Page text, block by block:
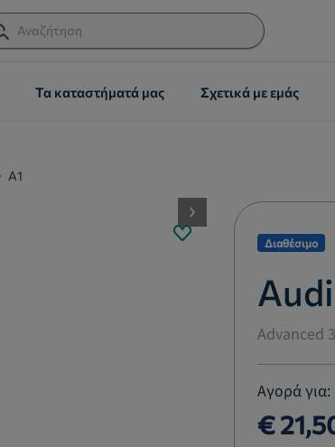
Τα καταστήματά μας Σχετικά με εμάς
A1
button.next
Διαθέσιμο
Advanced
Αγορά για:
€